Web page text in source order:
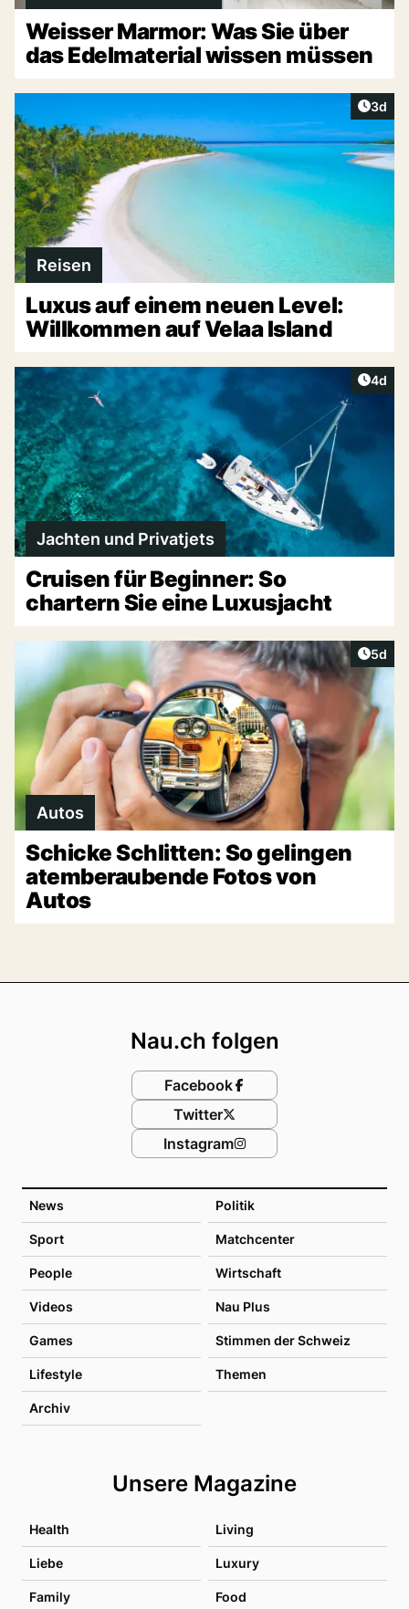
Weisser Marmor: Was Sie über
das Edelmaterial wissen müssen
3d
Reisen
Luxus auf einem neuen Level:
Willkommen auf Velaa Island
4d
Jachten und Privatjets
Cruisen für Beginner: So
chartern Sie eine Luxusjacht
5d
Autos
Schicke Schlitten: So gelingen
atemberaubende Fotos von
Autos
News Politik
Sport Matchcenter
People Wirtschaft
Videos Nau Plus
Games Stimmen der Schweiz
Lifestyle Themen
Archiv
Unsere Magazine
Health Living
Liebe Luxury
Family Food
Nau.ch folgen
Facebook
Twitter
Instagram